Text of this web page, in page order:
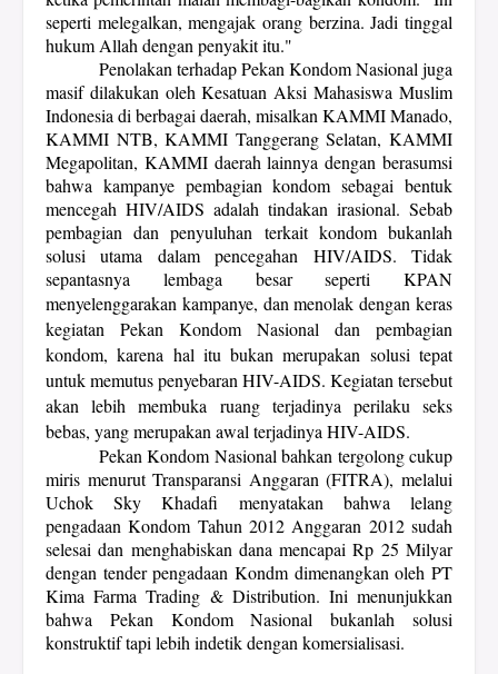
seperti melegalkan, mengajak orang berzina. Jadi tinggal
hukum Allah dengan penyakit itu."
Penolakan terhadap Pekan Kondom Nasional juga
masif dilakukan oleh Kesatuan Aksi Mahasiswa Muslim
Indonesia di berbagai daerah, misalkan KAMMI Manado,
KAMMI NTB, KAMMI Tanggerang Selatan, KAMMI
Megapolitan, KAMMI daerah lainnya dengan berasumsi
bahwa kampanye pembagian kondom sebagai bentuk
mencegah HIV/AIDS adalah tindakan irasional. Sebab
pembagian dan penyuluhan terkait kondom bukanlah
solusi utama dalam pencegahan HIV/AIDS. Tidak
sepantasnya lembaga besar seperti KPAN
menyelenggarakan kampanye, danmenolak dengan keras
kegiatan Pekan Kondom Nasional dan pembagian
kondom, karena hal itu bukan merupakan solusi tepat
untuk memutus penyebaran HIV-AIDS. Kegiatan tersebut
akan lebih membuka ruang terjadinya perilaku seks
bebas, yang merupakan awal terjadinya HIV-AIDS.
Pekan Kondom Nasional bahkan tergolong cukup
miris menurutTransparansi Anggaran (FITRA), melalui
Uchok Sky Khadafi menyatakan bahwa lelang
pengadaan Kondom Tahun 2012 Anggaran 2012 sudah
selesai dan menghabiskan dana mencapai Rp 25 Milyar
dengan tender pengadaan Kondm dimenangkan oleh PT
Kima Farma Trading & Distribution. Ini menunjukkan
bahwa Pekan Kondom Nasional bukanlah solusi
konstruktif tapi lebih indetik dengan komersialisasi.